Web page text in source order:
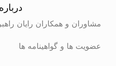
و همکاران رایان راهبرد
و گواهینامه ها